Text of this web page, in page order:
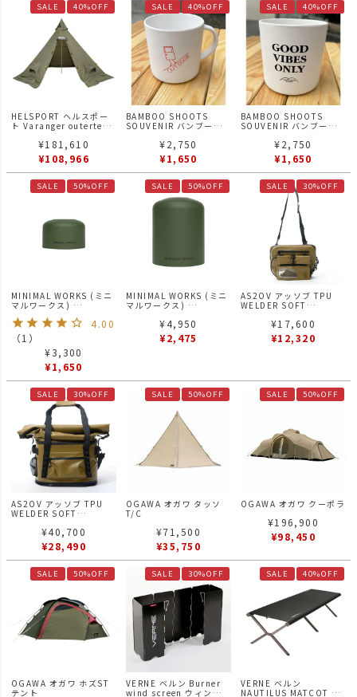
SALE 40%OFF
HELSPORT ヘルスポー
ト Varanger outertent
ーテント ポール付き 8-
10人用 テント
¥181,610
¥108,966
SALE 40%OFF
BAMBOO SHOOTS
SOUVENIR バンブーシ
CUP "OUTDOOR" マグ
カップ アウトドア
¥2,750
¥1,650
SALE 40%OFF
BAMBOO SHOOTS
SOUVENIR バンブーシ
GOOD VIBES ONLY
MUG CUP グッドバイブ
スオンリー マグカップ
¥2,750
¥1,650
SALE 50%OFF
MINIMAL WORKS (ミニ
マルワークス)
GAS CANISTER MASK
110g ガスキャニスター
マスク ガス缶カバー
4.00
（1 ）
¥3,300
¥1,650
SALE 50%OFF
MINIMAL WORKS (ミニ
マルワークス)
Olive 450g ガスキャニ
スターマスク ガス缶カバ
¥4,950
¥2,475
SALE 30%OFF
AS2OV アッソブ TPU
WELDER SOFT
420D TPU WELDER
SERIES
¥17,600
¥12,320
SALE 30%OFF
AS2OV アッソブ TPU
WELDER SOFT
トクーラーバッグ 420D
TPU WELDER SERIES
¥40,700
¥28,490
SALE 50%OFF
OGAWA オガワ タッソ
T/C
¥71,500
¥35,750
SALE 50%OFF
OGAWA オガワ クーポラ
¥196,900
¥98,450
SALE 50%OFF
OGAWA オガワ ホズST
テント
SALE 30%OFF
VERNE ベルン Burner
wind screen ウィンドス
SALE 40%OFF
VERNE ベルン
NAUTILUS MATCOT ノ